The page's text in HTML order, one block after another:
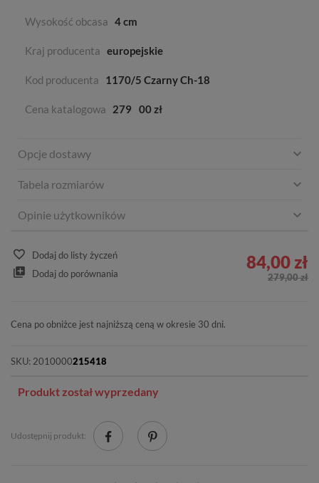
Wysokość obcasa 4 cm
Kraj producenta europejskie
Kod producenta 1170/5 Czarny Ch-18
Cena katalogowa 279 00 zł
Opcje dostawy
Tabela rozmiarów
Opinie użytkowników
Dodaj do listy życzeń
Dodaj do porównania
84,00 zł
279,00 zł
Cena po obniżce jest najniższą ceną w okresie 30 dni.
SKU: 2010000215418
Produkt został wyprzedany
Udostępnij produkt: